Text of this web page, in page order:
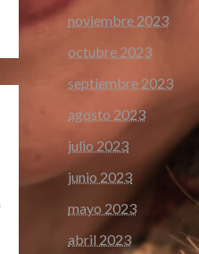
noviembre 2023
octubre 2023
septiembre 2023
agosto 2023
julio 2023
junio 2023
mayo 2023
abril 2023